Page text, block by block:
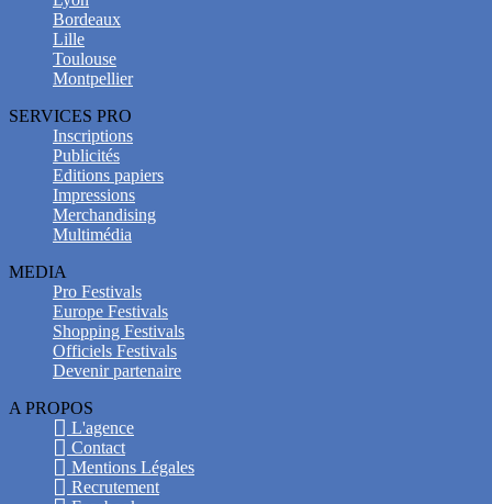
Bordeaux
Lille
Toulouse
Montpellier
SERVICES PRO
Inscriptions
Publicités
Editions papiers
Impressions
Merchandising
Multimédia
MEDIA
Pro Festivals
Europe Festivals
Shopping Festivals
Officiels Festivals
Devenir partenaire
A PROPOS
L'agence
Contact
Mentions Légales
Recrutement